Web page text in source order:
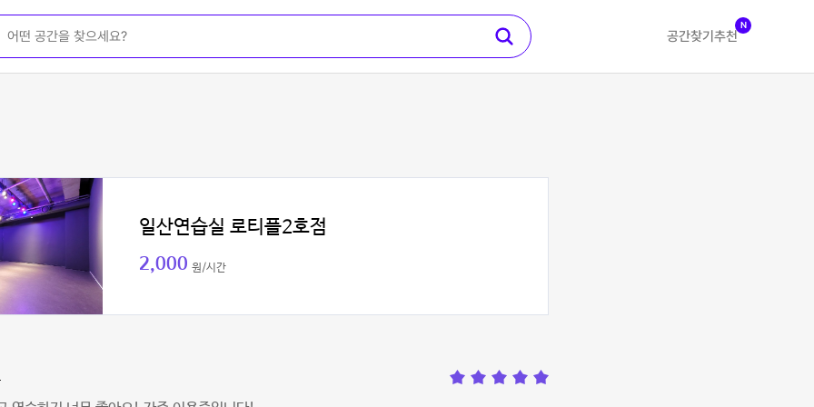
공간찾기 추천
N
일산연습실 로티플2호점
2,000 원/시간